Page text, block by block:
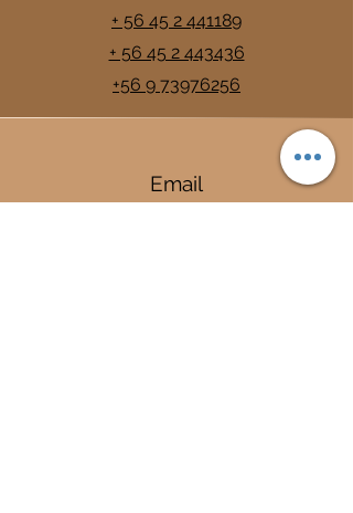
+ 56 45 2 441189
+ 56 45 2 443436
+56 9 73976256
Email